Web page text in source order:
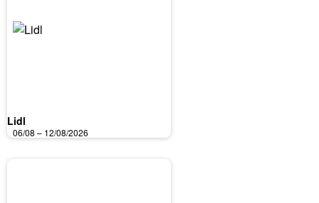
Lidl
06/08 – 12/08/2026